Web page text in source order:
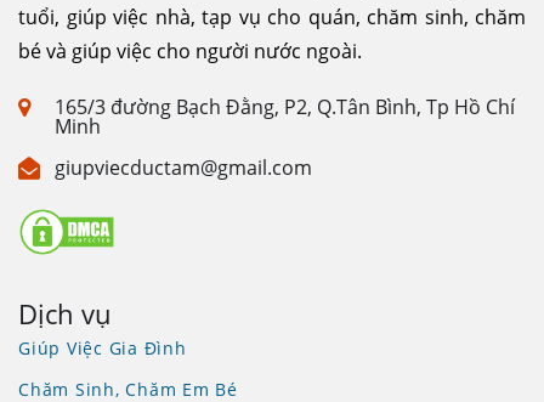
tuổi, giúp việc nhà, tạp vụ cho quán, chăm sinh, chăm
bé và giúp việc cho người nước ngoài.
165/3 đường Bạch Đằng, P2, Q.Tân Bình, Tp Hồ Chí
Minh
giupviecductam@gmail.com
Dịch vụ
Giúp Việc Gia Đình
Chăm Sinh, Chăm Em Bé